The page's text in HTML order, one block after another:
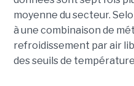
moyenne du secteur.
à une combinaison de
refroidissement par air
des seuils de